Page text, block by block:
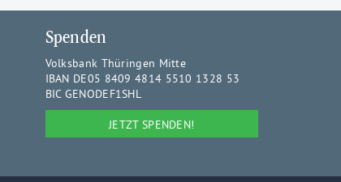
Spenden
Volksbank Thüringen Mitte
IBAN DE05 8409 4814 5510 1328 53
BIC GENODEF1SHL
JETZT SPENDEN!